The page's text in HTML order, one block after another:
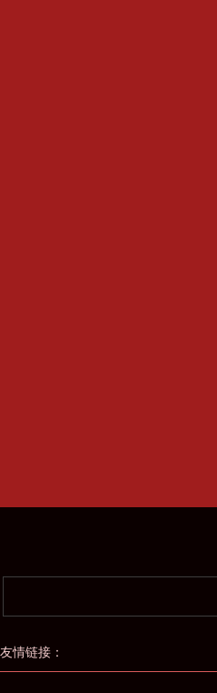
友情链接：